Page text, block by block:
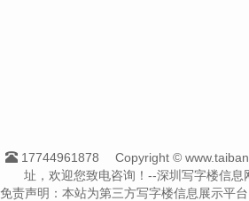
17744961878
Copyright ©
址，欢迎您致电咨询！--深圳写字楼信息
免责声明：本站为第三方写字楼信息展示平